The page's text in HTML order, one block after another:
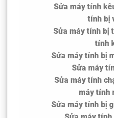
Sửa máy tính
tính bị
Sửa máy tính bị
tính
Sửa máy tính bị
Sửa máy
Sửa máy tính
máy tính
Sửa máy tính bị